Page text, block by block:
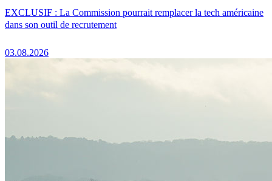
EXCLUSIF : La Commission pourrait remplacer la tech américaine
dans son outil de recrutement
03.08.2026